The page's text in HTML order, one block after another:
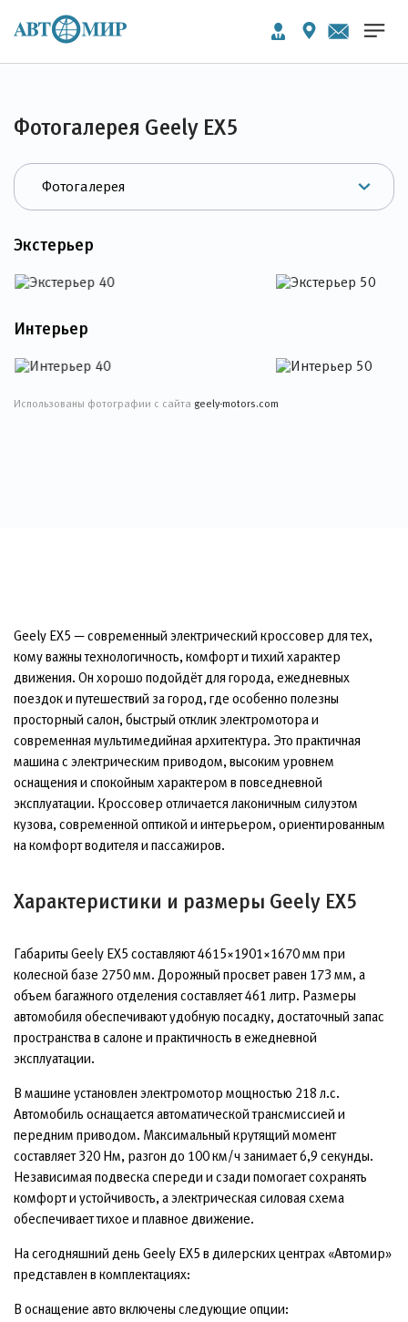
Фотогалерея Geely EX5
Экстерьер
Интерьер
Использованы фотографии с сайта geely-motors.com
Geely EX5 — современный электрический кроссовер для тех,
кому важны технологичность, комфорт и тихий характер
движения. Он хорошо подойдёт для города, ежедневных
поездок и путешествий за город, где особенно полезны
просторный салон, быстрый отклик электромотора и
современная мультимедийная архитектура. Это практичная
машина с электрическим приводом, высоким уровнем
оснащения и спокойным характером в повседневной
эксплуатации. Кроссовер отличается лаконичным силуэтом
кузова, современной оптикой и интерьером, ориентированным
на комфорт водителя и пассажиров.
Характеристики и размеры Geely EX5
Габариты Geely EX5 составляют 4615×1901×1670 мм при
колесной базе 2750 мм. Дорожный просвет равен 173 мм, а
объем багажного отделения составляет 461 литр. Размеры
автомобиля обеспечивают удобную посадку, достаточный запас
пространства в салоне и практичность в ежедневной
эксплуатации.
В машине установлен электромотор мощностью 218 л.с.
Автомобиль оснащается автоматической трансмиссией и
передним приводом. Максимальный крутящий момент
составляет 320 Нм, разгон до 100 км/ч занимает 6,9 секунды.
Независимая подвеска спереди и сзади помогает сохранять
комфорт и устойчивость, а электрическая силовая схема
обеспечивает тихое и плавное движение.
На сегодняшний день Geely EX5 в дилерских центрах «Автомир»
представлен в комплектациях:
В оснащение авто включены следующие опции: